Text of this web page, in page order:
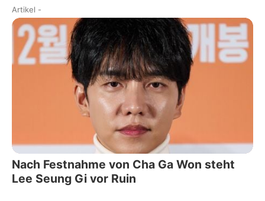
Artikel -
Nach Festnahme von Cha Ga Won steht
Lee Seung Gi vor Ruin